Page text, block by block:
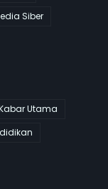
Siber
Utama